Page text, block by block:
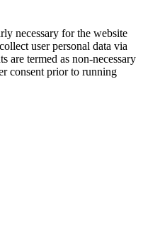
necessary for the website
user personal data via
are termed as non-necessary
consent prior to running